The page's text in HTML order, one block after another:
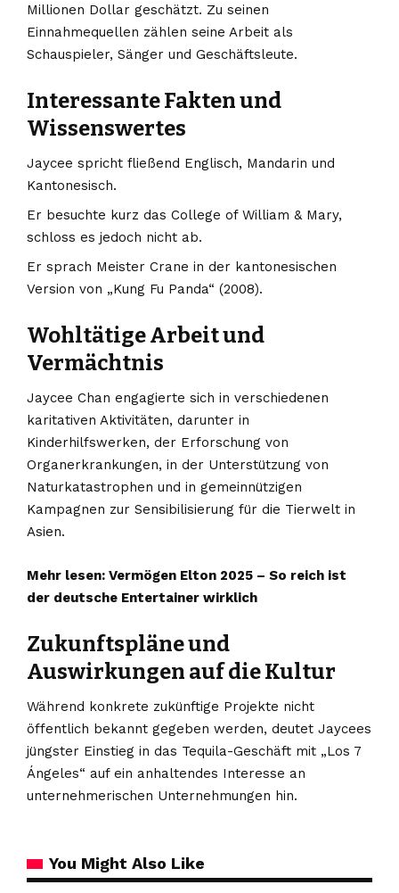
Millionen Dollar geschätzt. Zu seinen
Einnahmequellen zählen seine Arbeit als
Schauspieler, Sänger und Geschäftsleute.
Interessante Fakten und
Wissenswertes
Jaycee spricht fließend Englisch, Mandarin und
Kantonesisch.
Er besuchte kurz das College of William & Mary,
schloss es jedoch nicht ab.
Er sprach Meister Crane in der kantonesischen
Version von „Kung Fu Panda“ (2008).
Wohltätige Arbeit und
Vermächtnis
Jaycee Chan engagierte sich in verschiedenen
karitativen Aktivitäten, darunter in
Kinderhilfswerken, der Erforschung von
Organerkrankungen, in der Unterstützung von
Naturkatastrophen und in gemeinnützigen
Kampagnen zur Sensibilisierung für die Tierwelt in
Asien.
Mehr lesen: Vermögen Elton 2025 – So reich ist
der deutsche Entertainer wirklich
Zukunftspläne und
Auswirkungen auf die Kultur
Während konkrete zukünftige Projekte nicht
öffentlich bekannt gegeben werden, deutet Jaycees
jüngster Einstieg in das Tequila-Geschäft mit „Los 7
Ángeles“ auf ein anhaltendes Interesse an
unternehmerischen Unternehmungen hin.
You Might Also Like